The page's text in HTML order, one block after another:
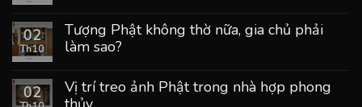
02
Th10
Tượng Phật không thờ nữa, gia chủ phải
làm sao?
02
Vị trí treo ảnh Phật trong nhà hợp phong